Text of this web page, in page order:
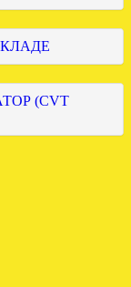
(CVT